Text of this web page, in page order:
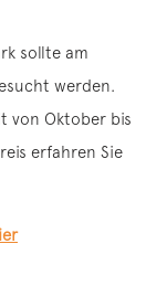
sollte am
werden.
von Oktober bis
erfahren Sie